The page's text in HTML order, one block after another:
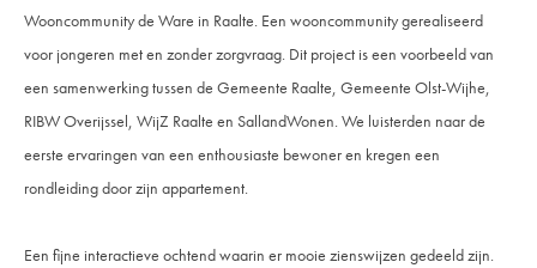
Wooncommunity de Ware in Raalte. Een wooncommunity gerealiseerd
voor jongeren met en zonder zorgvraag. Dit project is een voorbeeld van
een samenwerking tussen de Gemeente Raalte, Gemeente Olst-Wijhe,
RIBW Overijssel, WijZ Raalte en SallandWonen. We luisterden naar de
eerste ervaringen van een enthousiaste bewoner en kregen een
rondleiding door zijn appartement.
Een fijne interactieve ochtend waarin er mooie zienswijzen gedeeld zijn.